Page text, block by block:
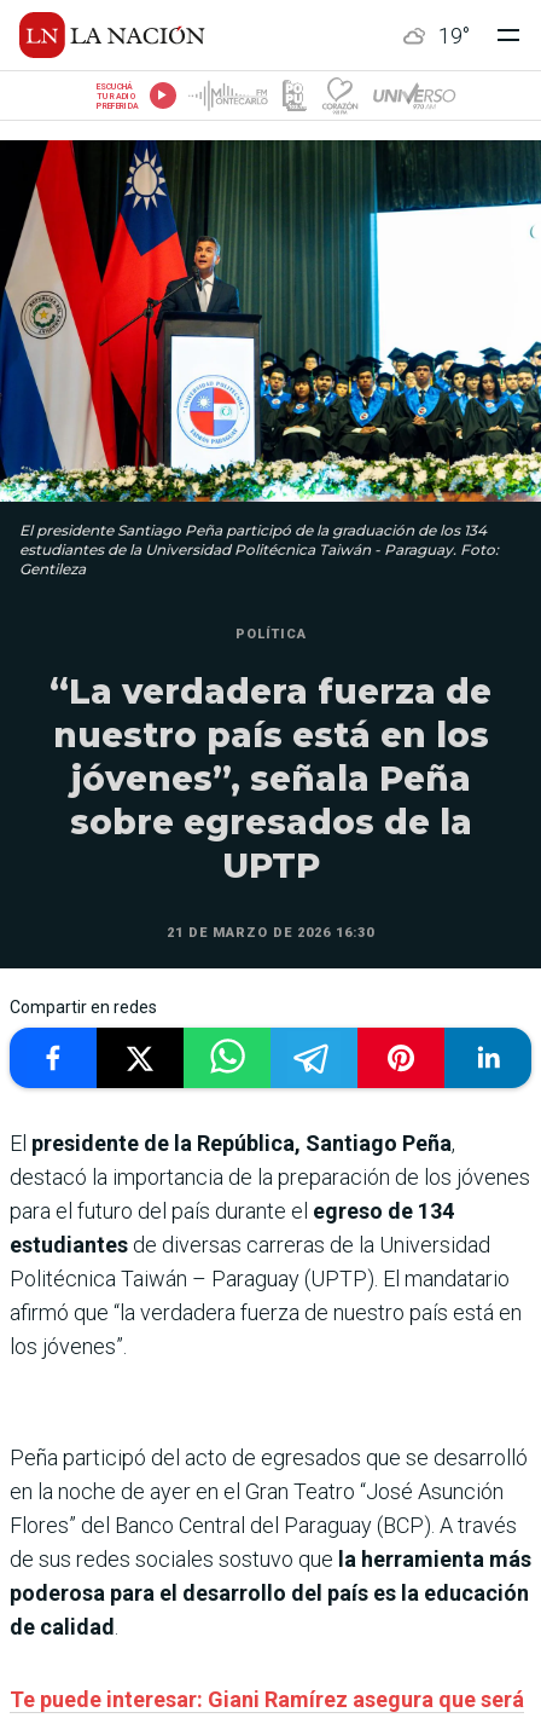
19°
ESCUCHÁ
TU RADIO
PREFERIDA
El presidente Santiago Peña participó de la graduación de los 134
estudiantes de la Universidad Politécnica Taiwán - Paraguay. Foto:
Gentileza
POLÍTICA
“La verdadera fuerza de
nuestro país está en los
jóvenes”, señala Peña
sobre egresados de la
UPTP
21 DE MARZO DE 2026 16:30
Compartir en redes
El presidente de la República, Santiago Peña,
destacó la importancia de la preparación de los jóvenes
para el futuro del país durante el egreso de 134
estudiantes de diversas carreras de la Universidad
Politécnica Taiwán – Paraguay (UPTP). El mandatario
afirmó que “la verdadera fuerza de nuestro país está en
los jóvenes”.
Peña participó del acto de egresados que se desarrolló
en la noche de ayer en el Gran Teatro “José Asunción
Flores” del Banco Central del Paraguay (BCP). A través
de sus redes sociales sostuvo que la herramienta más
poderosa para el desarrollo del país es la educación
de calidad
Te puede interesar: Giani Ramírez asegura que será